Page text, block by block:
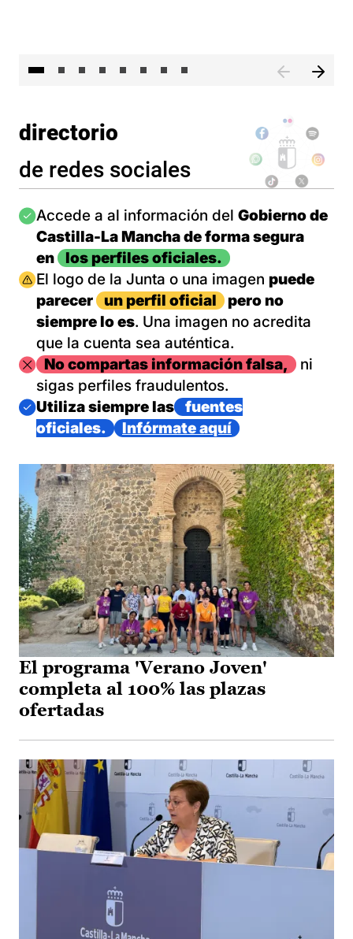
directorio
de redes sociales
Imagen
Accede a al información del Gobierno de
Castilla-La Mancha de forma segura
en
los perfiles oficiales.
Imagen
El logo de la Junta o una imagen puede
parecer
un perfil oficial
pero no
siempre lo es. Una imagen no acredita
que la cuenta sea auténtica.
ImagenNo compartas información falsa,
ni
sigas perfiles fraudulentos.
Imagen
Utiliza siempre las
fuentes
oficiales.
Infórmate aquí
El programa 'Verano Joven'
completa al 100% las plazas
ofertadas